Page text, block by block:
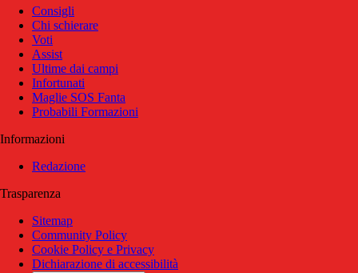
Consigli
Chi schierare
Voti
Assist
Ultime dai campi
Infortunati
Maglie SOS Fanta
Probabili Formazioni
Informazioni
Redazione
Trasparenza
Sitemap
Community Policy
Cookie Policy e Privacy
Dichiarazione di accessibilità